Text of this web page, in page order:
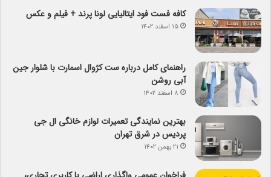
کافه فست فود ایتالیایی لونا پرند + فیلم و عکس
۱۵ اسفند ۱۴۰۲
راهنمای کامل درباره ست کژوال اسمارت با شلوار جین
آبی روشن
۸ اسفند ۱۴۰۲
بهترین نمایندگی تعمیرات لوازم خانگی ال جی
پردیس در شرق تهران
۲۱ بهمن ۱۴۰۲